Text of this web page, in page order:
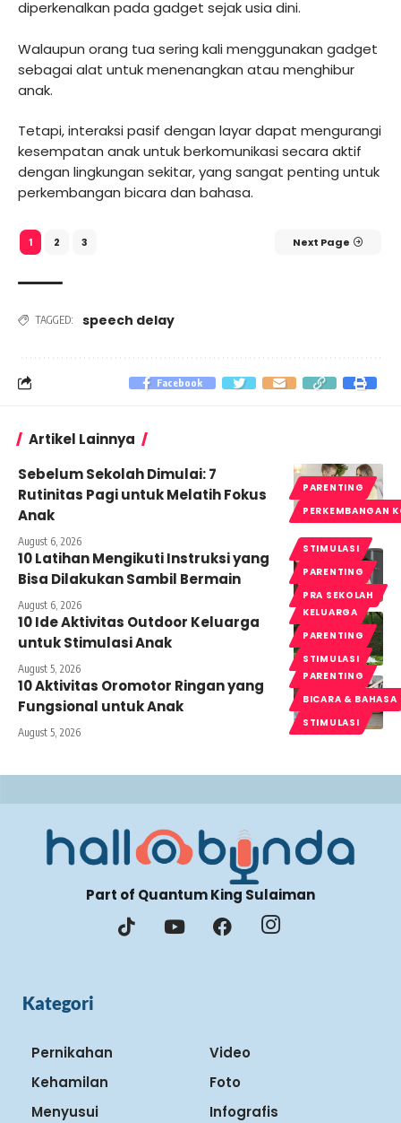
diperkenalkan pada gadget sejak usia dini.
Walaupun orang tua sering kali menggunakan gadget
sebagai alat untuk menenangkan atau menghibur
anak.
Tetapi, interaksi pasif dengan layar dapat mengurangi
kesempatan anak untuk berkomunikasi secara aktif
dengan lingkungan sekitar, yang sangat penting untuk
perkembangan bicara dan bahasa.
1 2 3 Next Page
TAGGED: speech delay
Facebook
Artikel Lainnya
PARENTING
PERKEMBANGAN
Sebelum Sekolah Dimulai: 7
Rutinitas Pagi untuk Melatih Fokus
Anak
August 6, 2026
STIMULASI
PARENTING
PRA SEKOLAH
10 Latihan Mengikuti Instruksi yang
Bisa Dilakukan Sambil Bermain
August 6, 2026
KELUARGA
PARENTING
STIMULASI
10 Ide Aktivitas Outdoor Keluarga
untuk Stimulasi Anak
August 5, 2026
PARENTING
BICARA & BAHASA
STIMULASI
10 Aktivitas Oromotor Ringan yang
Fungsional untuk Anak
August 5, 2026
Part of Quantum King Sulaiman
Kategori
Pernikahan
Kehamilan
Menyusui
Video
Foto
Infografis